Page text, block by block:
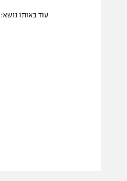
עוד באותו נושא: